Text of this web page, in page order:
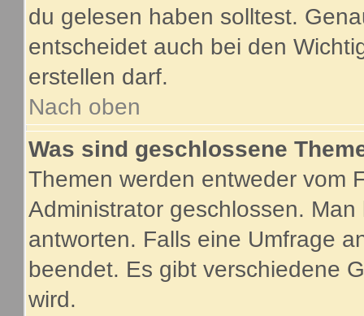
du gelesen haben solltest.
entscheidet auch bei den
erstellen darf.
Nach oben
Was sind geschlossene
Themen werden entweder vom
Administrator geschlossen.
antworten. Falls eine Umfrage
beendet. Es gibt verschiedene
wird.